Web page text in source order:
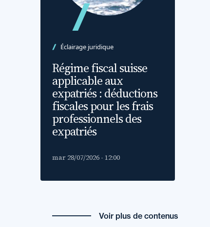
Éclairage juridique
Régime fiscal suisse
applicable aux
expatriés : déductions
fiscales pour les frais
professionnels des
expatriés
mar 28/07/2026 - 12:00
Voir plus de contenus